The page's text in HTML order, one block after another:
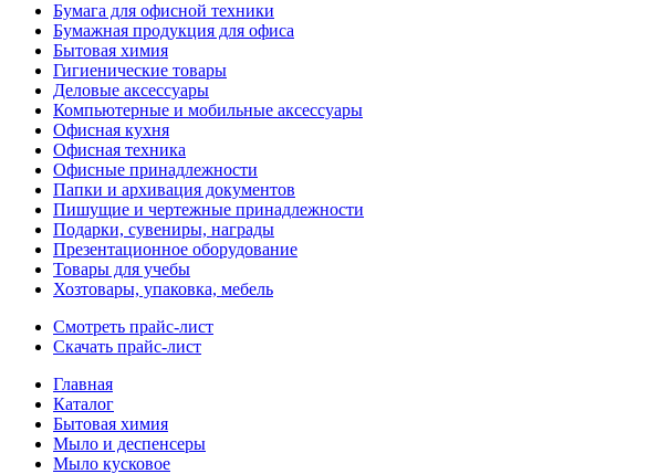
Бумага для офисной техники
Бумажная продукция для офиса
Бытовая химия
Гигиенические товары
Деловые аксессуары
Компьютерные и мобильные аксессуары
Офисная кухня
Офисная техника
Офисные принадлежности
Папки и архивация документов
Пишущие и чертежные принадлежности
Подарки, сувениры, награды
Презентационное оборудование
Товары для учебы
Хозтовары, упаковка, мебель
Смотреть прайс-лист
Скачать прайс-лист
Главная
Каталог
Бытовая химия
Мыло и деспенсеры
Мыло кусковое